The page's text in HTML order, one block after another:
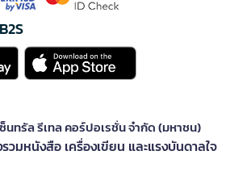
ซ็นทรัล รีเทล คอร์ปอเรชั่น จำกัด (มหาชน)
วมหนังสือ เครื่องเขียน และแรงบันดาลใจ